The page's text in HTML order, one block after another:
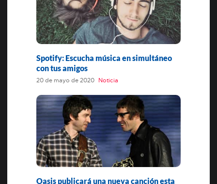
Spotify: Escucha música en simultáneo
con tus amigos
20 de mayo de 2020 Noticia
Oasis publicará una nueva canción esta